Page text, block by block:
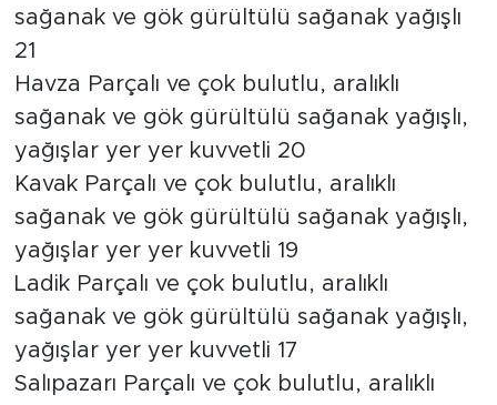
sağanak ve gök gürültülü sağanak yağışlı
21
Havza Parçalı ve çok bulutlu, aralıklı
sağanak ve gök gürültülü sağanak yağışlı,
yağışlar yer yer kuvvetli 20
Kavak Parçalı ve çok bulutlu, aralıklı
sağanak ve gök gürültülü sağanak yağışlı,
yağışlar yer yer kuvvetli 19
Ladik Parçalı ve çok bulutlu, aralıklı
sağanak ve gök gürültülü sağanak yağışlı,
yağışlar yer yer kuvvetli 17
Salıpazarı Parçalı ve çok bulutlu, aralıklı